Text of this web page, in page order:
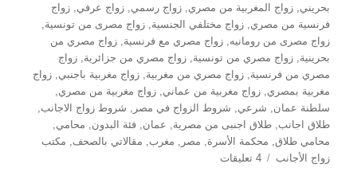
بحريني,زواج المغربية من مصري,زواج رسمي,زواج عرفي,زواج
فرنسية من مصري,زواج مختلفي الجنسية,زواج مصرى من تونسية,
زواج مصرى من رومانيه,زواج مصري مع فرنسية,زواج مصري من
بحرينية,زواج مصري من تونسية,زواج مصري من جزائرية,زواج
مصري من فرنسية,زواج مصري من مغربية,زواج مغربية باجنبي,زواج
مغربية بمصري,زواج مغربية من عماني,زواج مغربية من مصري,
سلطنة عمان, شرعي, شروط الزواج في مصر , شروط زواج الاجانب,
طلاق اجانب,طلاق اجنبى من مصرية, عمان,فئة البدون, محامي,
محامي طلاق, محكمة الأسرة, مصر , مغرب, مقالاتي بالصحف, مكتب
زواج الأجانب
4 تعليقات